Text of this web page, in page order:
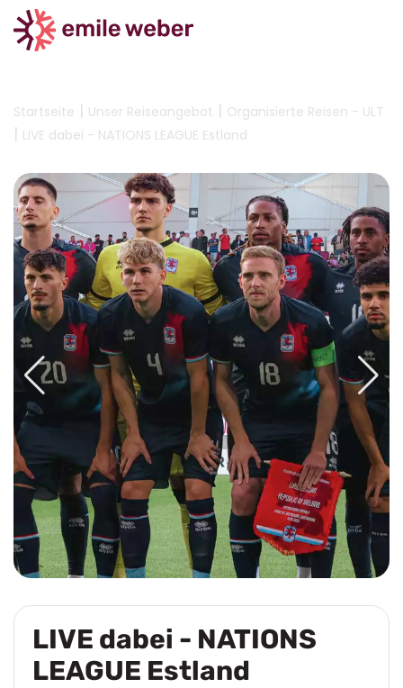
Startseite | Unser Reiseangebot | Organisierte Reisen - ULT
| LIVE dabei - NATIONS LEAGUE Estland
LIVE dabei - NATIONS
LEAGUE Estland